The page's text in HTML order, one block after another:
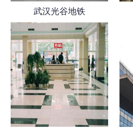
武汉光谷地铁